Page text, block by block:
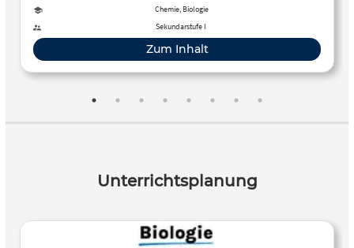
sie haben noch mehr drauf und könnten in der Zukunft
Holz und Beton als Baumaterialien ablösen. Forscher
entwickeln einen Baustoff aus dem Wurzelwerk der Pilze,
auch Myzel genannt. Denn das, was wir als Pilz
bezeichnen, ist der sogenannte Fruchtkörper des Pilzes und
macht nur einen kleinen Teil des Pilzes aus. Aber kann so
Chemie, Biologie
Sekundarstufe I
Zum Inhalt
Unterrichtsplanung